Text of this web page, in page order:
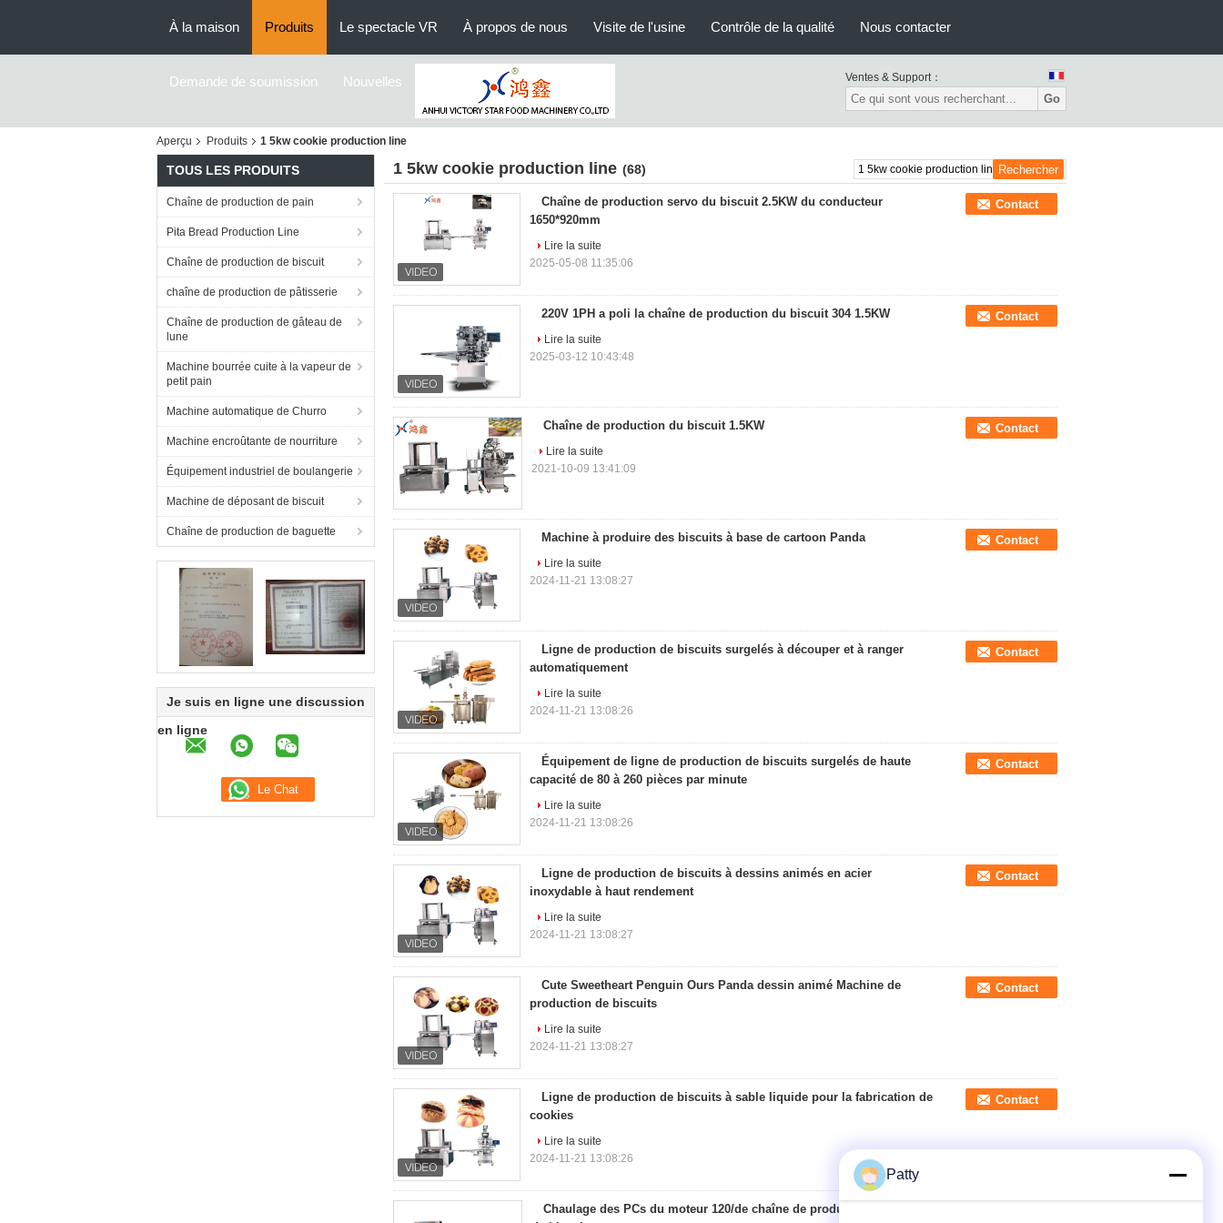
À la maison Produits Le spectacle VR À propos de nous Visite de l'usine Contrôle de la qualité Nous contacter
Demande de soumission Nouvelles Ventes & Support：
Go
Aperçu Produits 1 5kw cookie production line
TOUS LES PRODUITS
Chaîne de production de pain
Pita Bread Production Line
Chaîne de production de biscuit
chaîne de production de pâtisserie
Chaîne de production de gâteau de
lune
Machine bourrée cuite à la vapeur de
petit pain
Machine automatique de Churro
Machine encroûtante de nourriture
Équipement industriel de boulangerie
Machine de déposant de biscuit
Chaîne de production de baguette
Je suis en ligne une discussion
en ligne
1 5kw cookie production line (68)
Chaîne de production servo du biscuit 2.5KW du conducteur
1650*920mm
Contact
Lire la suite
2025-05-08 11:35:06
220V 1PH a poli la chaîne de production du biscuit 304 1.5KW Contact
Lire la suite
2025-03-12 10:43:48
Chaîne de production du biscuit 1.5KW Contact
Lire la suite
2021-10-09 13:41:09
Machine à produire des biscuits à base de cartoon Panda Contact
Lire la suite
2024-11-21 13:08:27
Ligne de production de biscuits surgelés à découper et à ranger
automatiquement
Contact
Lire la suite
2024-11-21 13:08:26
Équipement de ligne de production de biscuits surgelés de haute
capacité de 80 à 260 pièces par minute
Contact
Lire la suite
2024-11-21 13:08:26
Ligne de production de biscuits à dessins animés en acier
inoxydable à haut rendement
Contact
Lire la suite
2024-11-21 13:08:27
Cute Sweetheart Penguin Ours Panda dessin animé Machine de
production de biscuits
Contact
Lire la suite
2024-11-21 13:08:27
Ligne de production de biscuits à sable liquide pour la fabrication de
cookies
Contact
Lire la suite
2024-11-21 13:08:26
Chaulage des PCs du moteur 120/de chaîne de production minimum
Patty